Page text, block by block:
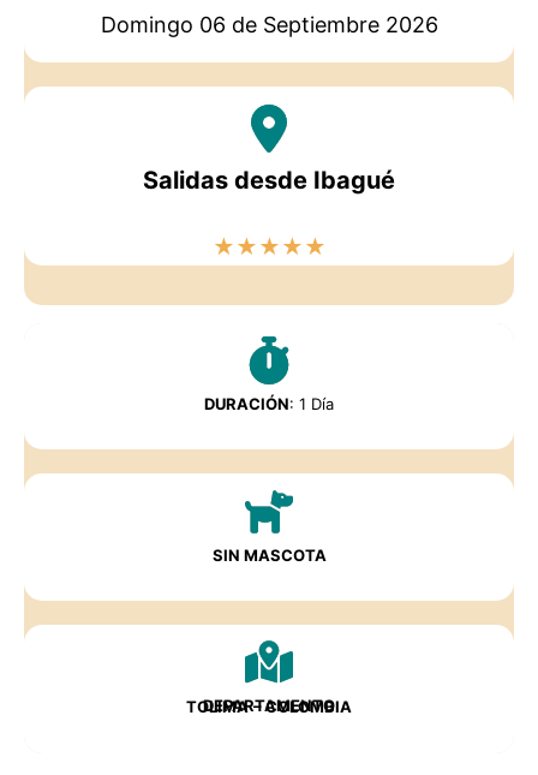
Domingo 06 de Septiembre 2026
Salidas desde Ibagué
★★★★★
DURACIÓN: 1 Día
SIN MASCOTA
DEPARTAMENTO
TOLIMA – COLOMBIA